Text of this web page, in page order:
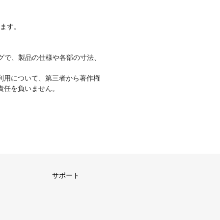
す。
、製品の仕様や各部の寸法、
用について、第三者から著作権
を負いません。
サポート